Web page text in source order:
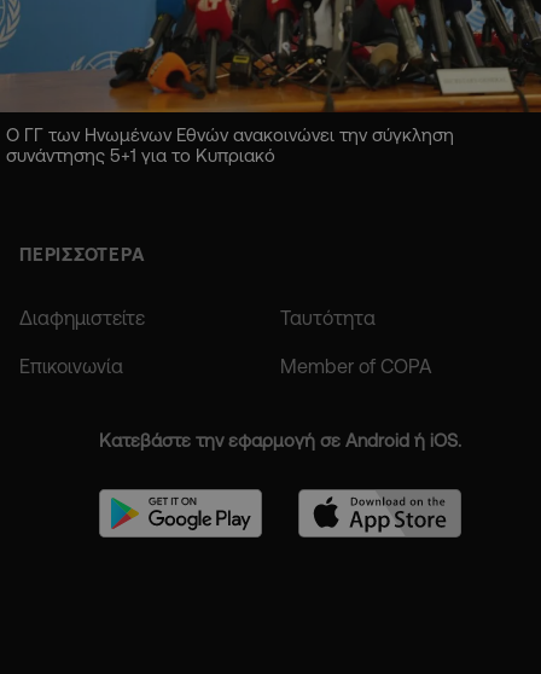
Ο ΓΓ των Ηνωμένων Εθνών ανακοινώνει την σύγκληση
συνάντησης 5+1 για το Κυπριακό
ΠΕΡΙΣΣΟΤΕΡΑ
Διαφημιστείτε Ταυτότητα
Επικοινωνία Member of COPA
Κατεβάστε την εφαρμογή σε Android ή iOS.